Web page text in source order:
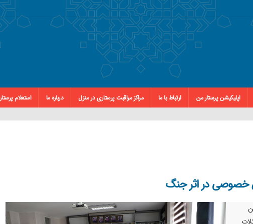
اپلیکیشن پرستار من ارتباط با ما مراکز مراقبت پرستاری در منزل درباره ما استعلام پرستار
خصوصی در اثر جنگ